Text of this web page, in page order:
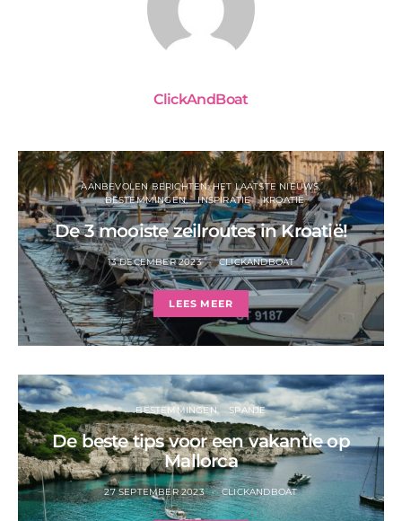
ClickAndBoat
AANBEVOLEN BERICHTEN: HET LAATSTE NIEUWS
BESTEMMINGEN
INSPIRATIE KROATIË
De 3 mooiste zeilroutes in Kroatië!
13 DECEMBER 2023 CLICKANDBOAT
LEES MEER
BESTEMMINGEN SPANJE
De beste tips voor een vakantie op
Mallorca
27 SEPTEMBER 2023 CLICKANDBOAT